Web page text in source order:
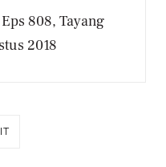
808, Tayang
2018